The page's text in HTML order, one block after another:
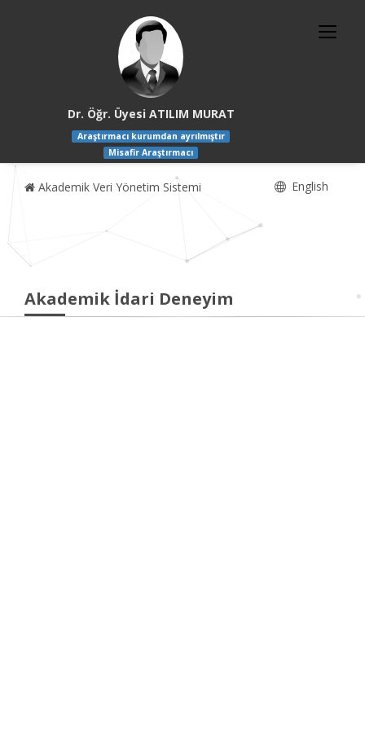
Dr. Öğr. Üyesi ATILIM MURAT
Araştırmacı kurumdan ayrılmıştır
Misafir Araştırmacı
Akademik Veri Yönetim Sistemi English
Akademik İdari Deneyim